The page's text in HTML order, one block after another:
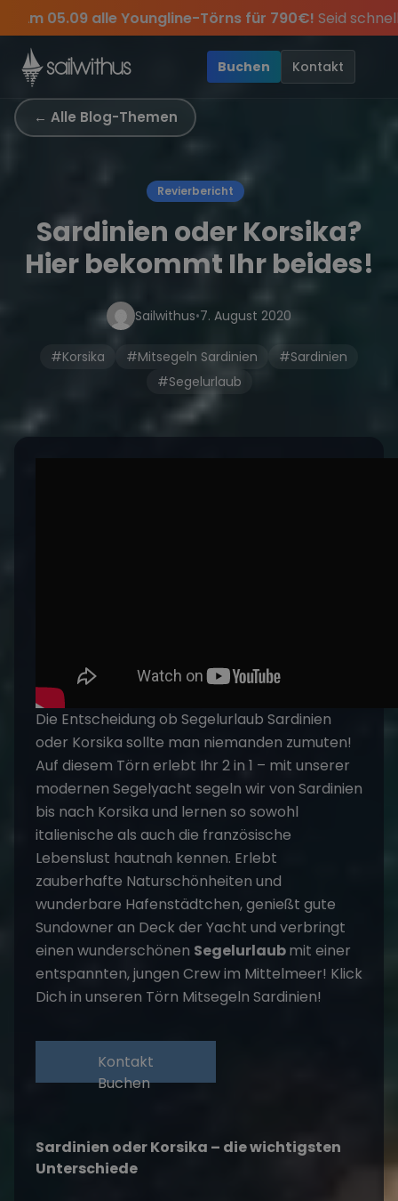
Skip to content
Törns für 790€!Seid schnell und sichert euch die
Sichere Dir jetztDein Meilenbuch und Deine
Angebote mehr Sowie20€ Rabatt auf deinen
Jahres, sei dabei. Season Closing Party 2026!
Buchen Kontakt
← Alle Blog-Themen
Revierbericht
Sardinien oder Korsika?
Hier bekommt Ihr beides!
Sailwithus•7. August 2020
#Korsika #Mitsegeln Sardinien
#Sardinien
#Segelurlaub
Die Entscheidung ob Segelurlaub Sardinien
oder Korsika sollte man niemanden zumuten!
Auf diesem Törn erlebt Ihr 2 in 1 – mit unserer
modernen Segelyacht segeln wir von Sardinien
bis nach Korsika und lernen so sowohl
italienische als auch die französische
Lebenslust hautnah kennen. Erlebt
zauberhafte Naturschönheiten und
wunderbare Hafenstädtchen, genießt gute
Sundowner an Deck der Yacht und verbringt
einen wunderschönen Segelurlaubmit einer
entspannten, jungen Crew im Mittelmeer! Klick
Dich in unseren Törn Mitsegeln Sardinien!
Kontakt
Buchen
Sardinien oder Korsika – die wichtigsten
Unterschiede